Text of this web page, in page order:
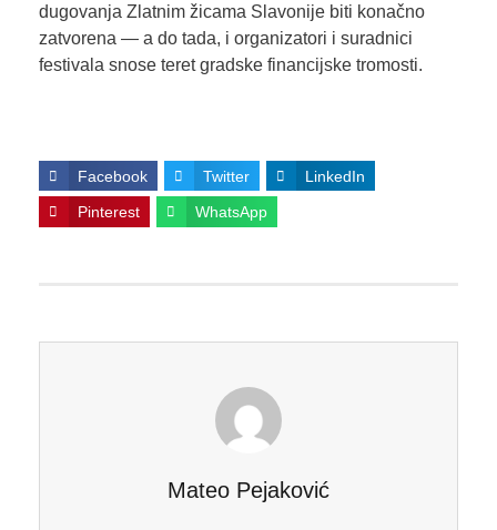
dugovanja Zlatnim žicama Slavonije biti konačno
zatvorena — a do tada, i organizatori i suradnici
festivala snose teret gradske financijske tromosti.
Facebook Twitter LinkedIn
Pinterest WhatsApp
Mateo Pejaković